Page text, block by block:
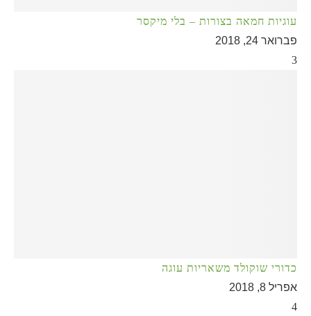
עוגיות חמאה בצורות – בלי מיקסר
פברואר 24, 2018
3
כדורי שוקולד משאריות עוגה
אפריל 8, 2018
4